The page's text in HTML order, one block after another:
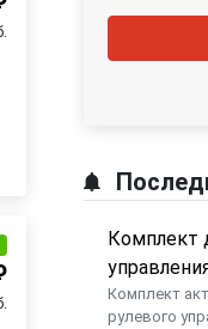
Комплект
Комплект
рулевого